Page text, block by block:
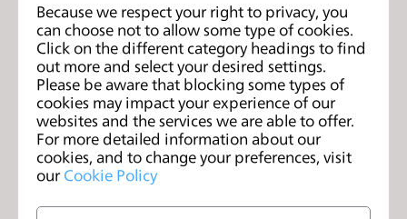
Join us for an online beginner’s
workshop in Portuguese!
2022年6月30日
Because we respect your right to privacy, you
can choose not to allow some type of cookies.
Click on the different category headings to find
out more and select your desired settings.
Please be aware that blocking some types of
cookies may impact your experience of our
websites and the services we are able to offer.
For more detailed information about our
cookies, and to change your preferences, visit
our Cookie Policy